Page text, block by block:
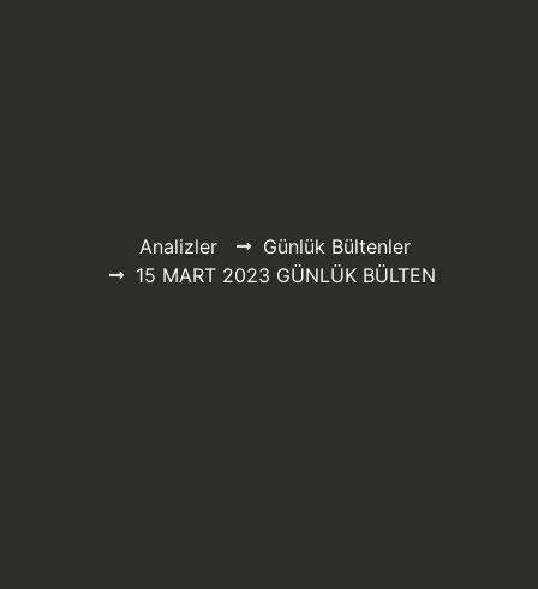
Analizler
Günlük Bültenler
15 MART 2023 GÜNLÜK BÜLTEN